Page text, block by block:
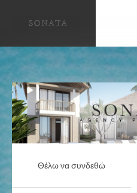
Θέλω να συνδεθώ